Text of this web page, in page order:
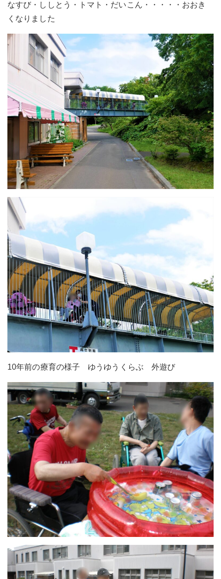
なすび・ししとう・トマト・だいこん・・・・・おおき
くなりました
10年前の療育の様子 ゆうゆうくらぶ 外遊び